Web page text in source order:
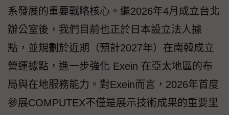
系發展的重要戰略核心。繼2026年4月成立台北
辦公室後，我們目前也正於日本設立法人據
點，並規劃於近期（預計2027年）在南韓成立
營運據點，進一步強化 Exein 在亞太地區的布
局與在地服務能力。對Exein而言，2026年首度
參展COMPUTEX不僅是展示技術成果的重要里